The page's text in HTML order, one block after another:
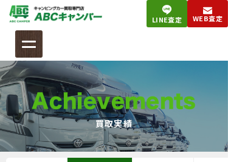
ツ
へ
ス
キ
ッ
プ
LINE査定 WEB査定
Achievements
買取実績